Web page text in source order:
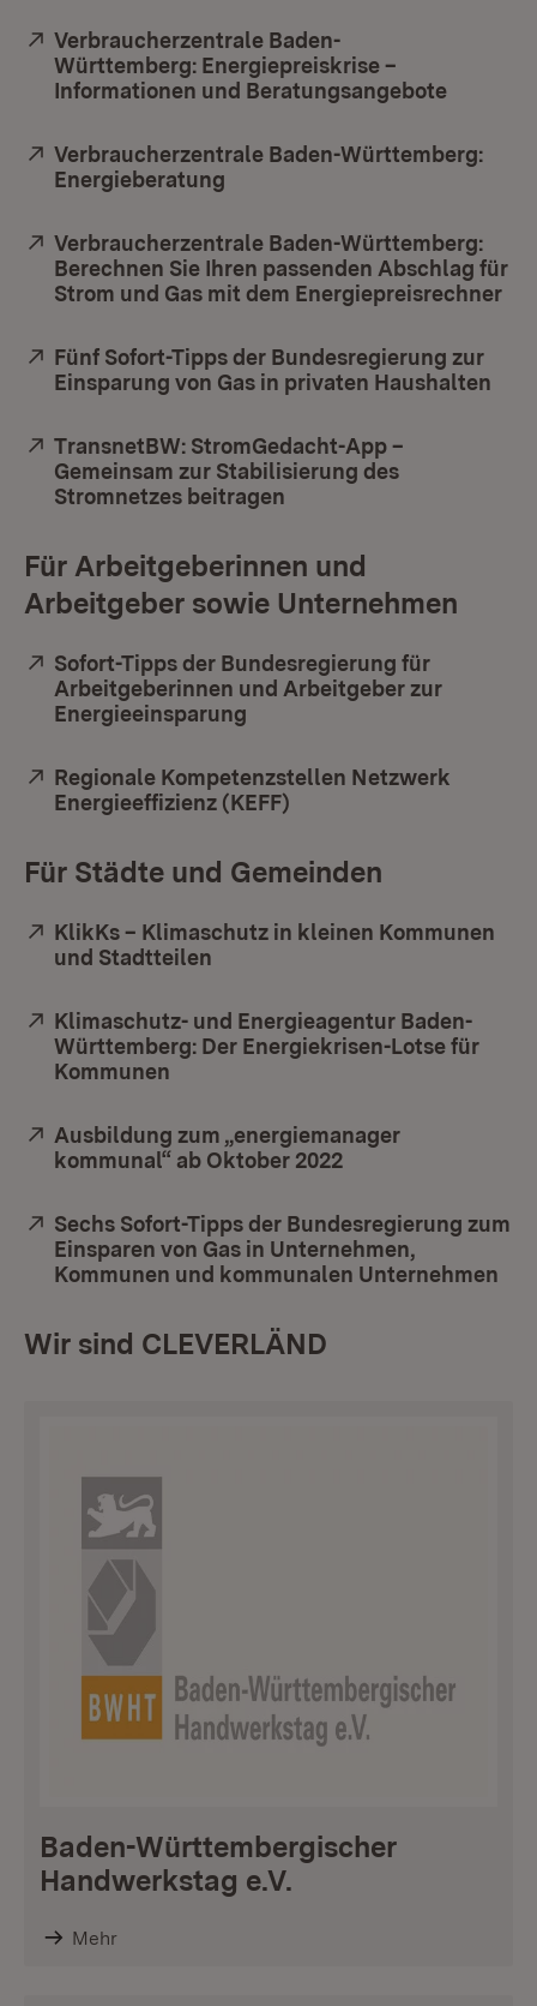
Extern:
Verbraucherzentrale Baden-
Württemberg: Energiepreiskrise –
Informationen und Beratungsangebote
Extern:
Verbraucherzentrale Baden-Württemberg:
Energieberatung
Extern:
Verbraucherzentrale Baden-Württemberg:
Berechnen Sie Ihren passenden Abschlag für
Strom und Gas mit dem Energiepreisrechner
Extern:
Fünf Sofort-Tipps der Bundesregierung zur
Einsparung von Gas in privaten Haushalten
Extern:
TransnetBW: StromGedacht-App –
Gemeinsam zur Stabilisierung des
Stromnetzes beitragen
Für Arbeitgeberinnen und
Arbeitgeber sowie Unternehmen
Extern:
Sofort-Tipps der Bundesregierung für
Arbeitgeberinnen und Arbeitgeber zur
Energieeinsparung
Extern:
Regionale Kompetenzstellen Netzwerk
Energieeffizienz (KEFF)
Für Städte und Gemeinden
Extern:
KlikKs – Klimaschutz in kleinen Kommunen
und Stadtteilen
Extern:
Klimaschutz- und Energieagentur Baden-
Württemberg: Der Energiekrisen-Lotse für
Kommunen
Extern:
Ausbildung zum „energiemanager
kommunal“ ab Oktober 2022
Extern:
Sechs Sofort-Tipps der Bundesregierung zum
Einsparen von Gas in Unternehmen,
Kommunen und kommunalen Unternehmen
Wir sind CLEVERLÄND
Baden-Württembergischer
Handwerkstag e.V.
Mehr